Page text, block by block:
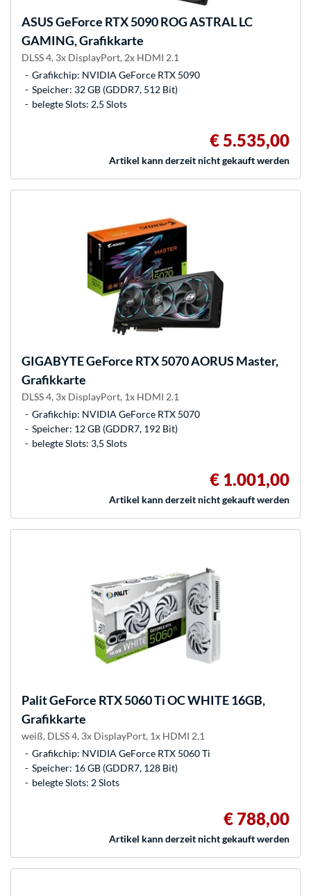
ASUSGeForce RTX 5090 ROG ASTRAL LC
GAMING, Grafikkarte
DLSS 4, 3x DisplayPort, 2x HDMI 2.1
Grafikchip: NVIDIA GeForce RTX 5090
Speicher: 32 GB (GDDR7, 512 Bit)
belegte Slots: 2,5 Slots
€ 5.535,00
Artikel kann derzeit nicht gekauft werden
GIGABYTEGeForce RTX 5070 AORUS Master,
Grafikkarte
DLSS 4, 3x DisplayPort, 1x HDMI 2.1
Grafikchip: NVIDIA GeForce RTX 5070
Speicher: 12 GB (GDDR7, 192 Bit)
belegte Slots: 3,5 Slots
€ 1.001,00
Artikel kann derzeit nicht gekauft werden
PalitGeForce RTX 5060 Ti OC WHITE 16GB,
Grafikkarte
weiß, DLSS 4, 3x DisplayPort, 1x HDMI 2.1
Grafikchip: NVIDIA GeForce RTX 5060 Ti
Speicher: 16 GB (GDDR7, 128 Bit)
belegte Slots: 2 Slots
€ 788,00
Artikel kann derzeit nicht gekauft werden